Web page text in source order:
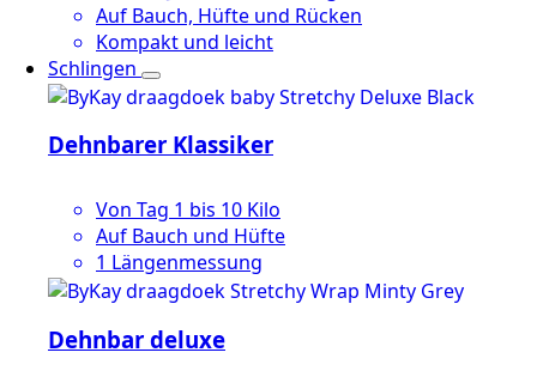
Auf Bauch, Hüfte und Rücken
Kompakt und leicht
Schlingen
Dehnbarer Klassiker
Von Tag 1 bis 10 Kilo
Auf Bauch und Hüfte
1 Längenmessung
Dehnbar deluxe